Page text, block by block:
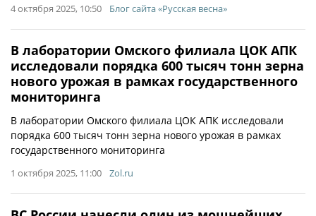
4 октября 2025, 10:50 Блог сайта «Русская весна»
В лаборатории Омского филиала ЦОК АПК
исследовали порядка 600 тысяч тонн зерна
нового урожая в рамках государственного
мониторинга
В лаборатории Омского филиала ЦОК АПК исследовали
порядка 600 тысяч тонн зерна нового урожая в рамках
государственного мониторинга
1 октября 2025, 11:00 Zol.ru